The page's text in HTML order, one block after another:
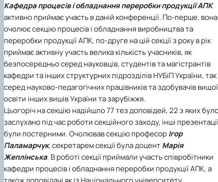
Кафедра процесів і обладнання переробки продукції АПК
активно приймає участь в даній конференції. По-перше, вона
очолює секцію процесів і обладнання виробництва та
переробки продукції АПК, по-друге на цій секції з року в рік
приймає активну участь велика кількість учасників, як
безпосередньо серед науковців, студентів та магістрантів
кафедри та інших структурних підрозділів НУБіП України, так
серед науково-педагогічних працівників та здобувачів вищої
освіти інших вишів України та зарубіжжя.
Цьогоріч на секцію надійшло 77 тез доповідей, 22 з яких
заслухано під час роботи секційного заходу, інші
були постерними. Очолював секцію професорІгор
Паламарчук, секретарем секції була доцентМарія
Жеплінська. В роботі секції приймали участь співробітники
кафедри процесів і обладнання переробки продукції АПК, а